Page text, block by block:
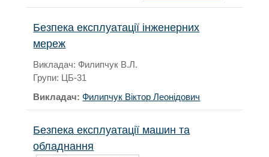
Безпека експлуатації інженерних
мереж
Викладач: Филипчук В.Л.
Групи: ЦБ-31
Викладач:Филипчук Віктор Леонідович
Безпека експлуатації машин та
обладнання